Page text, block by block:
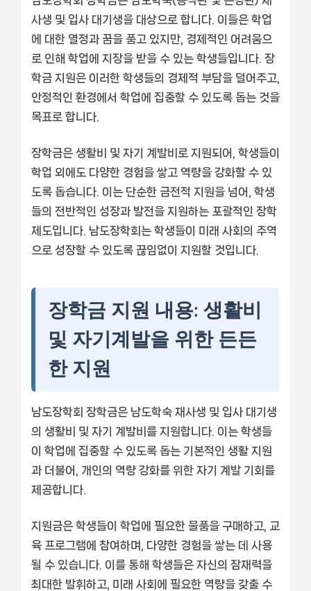
사생 및 입사 대기생을 대상으로 합니다. 이들은 학업
에 대한 열정과 꿈을 품고 있지만, 경제적인 어려움으
로 인해 학업에 지장을 받을 수 있는 학생들입니다. 장
학금 지원은 이러한 학생들의 경제적 부담을 덜어주고,
안정적인 환경에서 학업에 집중할 수 있도록 돕는 것을
목표로 합니다.
장학금은 생활비 및 자기 계발비로 지원되어, 학생들이
학업 외에도 다양한 경험을 쌓고 역량을 강화할 수 있
도록 돕습니다. 이는 단순한 금전적 지원을 넘어, 학생
들의 전반적인 성장과 발전을 지원하는 포괄적인 장학
제도입니다. 남도장학회는 학생들이 미래 사회의 주역
으로 성장할 수 있도록 끊임없이 지원할 것입니다.
장학금 지원 내용: 생활비
및 자기계발을 위한 든든
한 지원
남도장학회 장학금은 남도학숙 재사생 및 입사 대기생
의 생활비 및 자기 계발비를 지원합니다. 이는 학생들
이 학업에 집중할 수 있도록 돕는 기본적인 생활 지원
과 더불어, 개인의 역량 강화를 위한 자기 계발 기회를
제공합니다.
지원금은 학생들이 학업에 필요한 물품을 구매하고, 교
육 프로그램에 참여하며, 다양한 경험을 쌓는 데 사용
될 수 있습니다. 이를 통해 학생들은 자신의 잠재력을
최대한 발휘하고, 미래 사회에 필요한 역량을 갖출 수